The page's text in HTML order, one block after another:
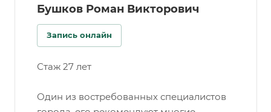
Бушков Роман Викторович
Запись онлайн
Стаж 27 лет
Один из востребованных специалистов